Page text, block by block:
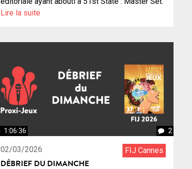
Lire la suite
1:06:36 2
02/03/2026 FIJ Cannes
DÉBRIEF DU DIMANCHE